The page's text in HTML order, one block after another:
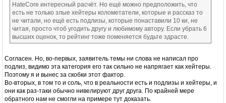
HateCore интересный расчёт. Но ещё можно предположить, что
есть не только злые хейтеры колометатели, которые и рассказ то
не читали, но ещё есть подлизы, которые понаставили 10 ки, не
читая, просто чтоб угодить другу и любимому автору. Если убрать 6
высших оценок, то рейтинг тоже поменяется будьте здрасте.
Согласен. Но, во-первых, заявитель темы ни слова не написал про
подлиз, видимо эта категория его так сильно не напрягает как хейтеры.
Поэтому я и вынес за скобки этот фактор.
Во-вторых, в том то и соль, что в реальности есть и подлизы и хейтеры, и
они как раз-таки обычно нивелируют друг друга. По крайней мере
обратного нам не смогли на примере тут доказать.